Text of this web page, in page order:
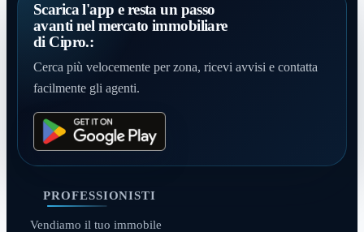
Scarica l'app e resta un passo
avanti nel mercato immobiliare
di Cipro.:
Cerca più velocemente per zona, ricevi avvisi e contatta
facilmente gli agenti.
PROFESSIONISTI
Vendiamo il tuo immobile